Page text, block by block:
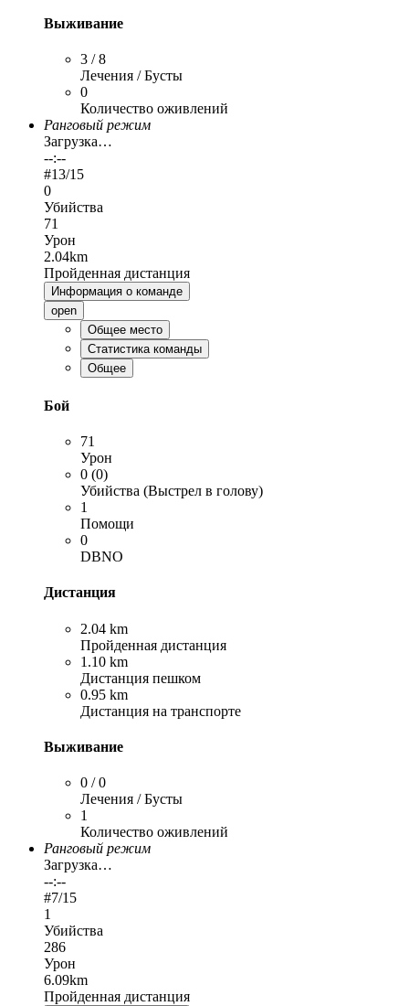
Выживание
3 / 8
Лечения / Бусты
0
Количество оживлений
Ранговый режим
Загрузка…
--:--
#13/15
0
Убийства
71
Урон
2.04km
Пройденная дистанция
Информация о команде
open
Общее место
Статистика команды
Общее
Бой
71
Урон
0 (0)
Убийства (Выстрел в голову)
1
Помощи
0
DBNO
Дистанция
2.04 km
Пройденная дистанция
1.10 km
Дистанция пешком
0.95 km
Дистанция на транспорте
Выживание
0 / 0
Лечения / Бусты
1
Количество оживлений
Ранговый режим
Загрузка…
--:--
#7/15
1
Убийства
286
Урон
6.09km
Пройденная дистанция